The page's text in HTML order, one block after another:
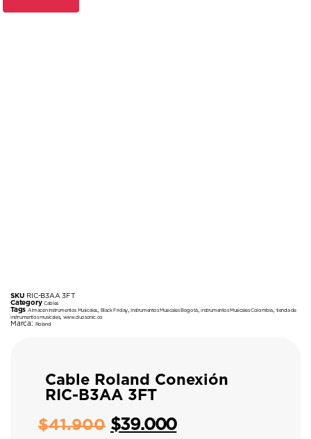
SKU RIC-B3AA 3FT
Category Cables
Tags Almacén Instrumentos Musicales Black Friday,Instrumentos Musicales Bogotá,instrumentos Musicales Colombia
tienda de
instrumentos musicales, www.duosonic.co
Marca: Roland
Cable Roland Conexión
RIC-B3AA 3FT
$41.900 $39.000